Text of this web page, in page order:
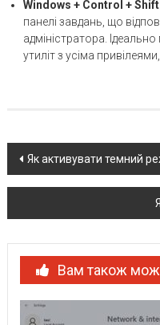
Windows + Control +
панелі завдань, що
адміністратора.
утиліт з усіма
Post
navigation
Як активувати темний
Вам також